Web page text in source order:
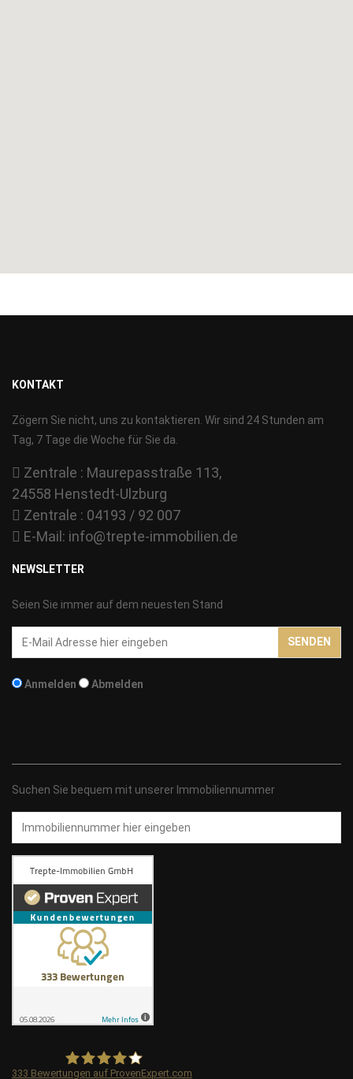
KONTAKT
Zögern Sie nicht, uns zu kontaktieren. Wir sind 24 Stunden am
Tag, 7 Tage die Woche für Sie da.
Zentrale : Maurepasstraße 113,
24558 Henstedt-Ulzburg
Zentrale : 04193 / 92 007
E-Mail: info@trepte-immobilien.de
NEWSLETTER
Seien Sie immer auf dem neuesten Stand
Email-
Addresse
Anmelden Abmelden
SENDEN
Suchen Sie bequem mit unserer Immobiliennummer
Immobiliennummer
333 Bewertungen auf ProvenExpert.com